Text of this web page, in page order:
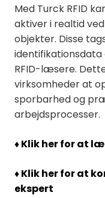
Med Turck RFID
aktiver i realtid
objekter. Disse
RFID-læsere.
virksomheder at
sporbarhed og
arbejdsprocesser.
♦ Klik her for at
♦ Klik her for at
ekspert